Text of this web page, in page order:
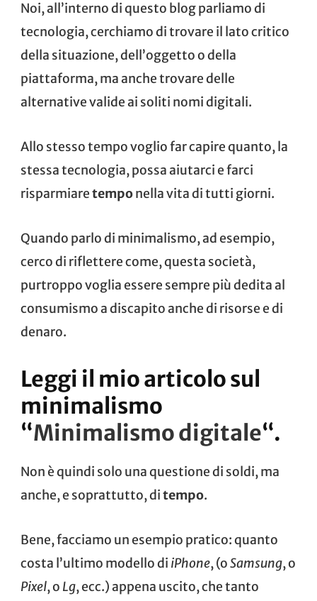
Noi, all’interno di questo blog parliamo di
tecnologia, cerchiamo di trovare il lato critico
della situazione, dell’oggetto o della
piattaforma, ma anche trovare delle
alternative valide ai soliti nomi digitali.
Allo stesso tempo voglio far capire quanto, la
stessa tecnologia, possa aiutarci e farci
risparmiaretemponella vita di tutti giorni.
Quando parlo di minimalismo, ad esempio,
cerco di riflettere come, questa società,
purtroppo voglia essere sempre più dedita al
consumismo a discapito anche di risorse e di
denaro.
Leggi il mio articolo sul
minimalismo
“Minimalismo digitale“.
Non è quindi solo una questione di soldi, ma
anche, e soprattutto, ditempo.
Bene, facciamo un esempio pratico: quanto
costa l’ultimo modello di iPhone, (oSamsung, o
Pixel, o Lg, ecc.) appena uscito, che tanto